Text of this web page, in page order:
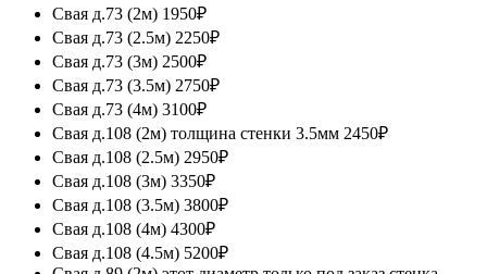
Свая д.73 (2м) 1950₽
Свая д.73 (2.5м) 2250₽
Свая д.73 (3м) 2500₽
Свая д.73 (3.5м) 2750₽
Свая д.73 (4м) 3100₽
Свая д.108 (2м) толщина стенки 3.5мм 2450₽
Свая д.108 (2.5м) 2950₽
Свая д.108 (3м) 3350₽
Свая д.108 (3.5м) 3800₽
Свая д.108 (4м) 4300₽
Свая д.108 (4.5м) 5200₽